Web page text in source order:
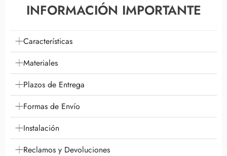
INFORMACIÓN IMPORTANTE
Características
Materiales
Plazos de Entrega
Formas de Envío
Instalación
Reclamos y Devoluciones